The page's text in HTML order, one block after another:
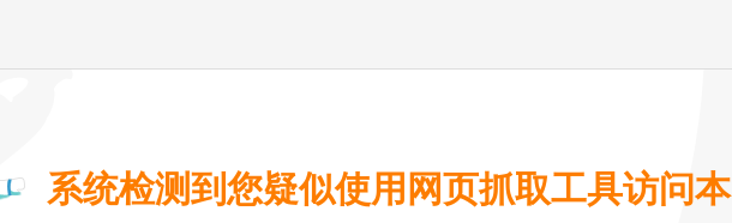
系统检测到您疑似使用网页抓取工具访问本